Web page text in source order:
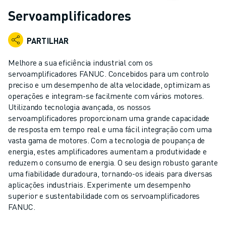
ROBÔS COLABORATIVOS
GAMA DE ROBÔS
CONTROLADORES DE ROBÔ
ACESSÓRIOS PARA ROBÔS
SOFTWARE PARA ROBÔS
SOFTWARE DE SIMULAÇÃO
PRODUTOS DE ROBÓTICA EDUCACIONAL
AUTOMAÇÃO DE ROBÔS
ROBÔS DE SOLDADURA POR ARCO
ROBÔS ARTICULADOS
SÉRIE ARC MATE
SÉRIE M-710
SÉRIE M-900
ROBÔS DELTA
ROBÔS PARA SECTOR ALIMENTAR E SALAS LIMPAS
Servoamplificadores
PARTILHAR
Melhore a sua eficiência industrial com os
servoamplificadores FANUC. Concebidos para um controlo
preciso e um desempenho de alta velocidade, optimizam as
operações e integram-se facilmente com vários motores.
Utilizando tecnologia avançada, os nossos
servoamplificadores proporcionam uma grande capacidade
de resposta em tempo real e uma fácil integração com uma
vasta gama de motores. Com a tecnologia de poupança de
energia, estes amplificadores aumentam a produtividade e
reduzem o consumo de energia. O seu design robusto garante
uma fiabilidade duradoura, tornando-os ideais para diversas
aplicações industriais. Experimente um desempenho
superior e sustentabilidade com os servoamplificadores
FANUC.